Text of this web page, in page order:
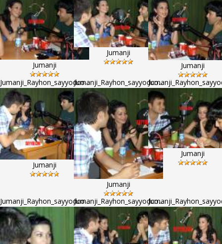
Jumanji
Jumanji
Jumanji
Jumanji_Rayhon_sayyodco...
Jumanji
Jumanji_Rayhon_sayyodco...
Jumanji
Jumanji
Jumanji_Rayhon_sayyodco...Jumanji_Rayhon_sayyodco...